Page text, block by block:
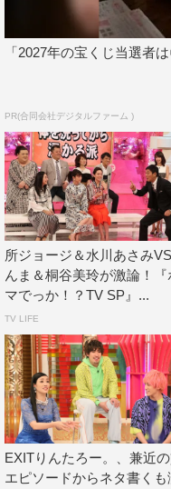
『ホンマでっか!?TV
フジテレビ系
MC：明石家さんま
進行：加藤綾子
パネラー：磯野貴理子
【ホンマでっか!?人間
＜ゲスト＞
新レギュラー
＜評論家＞
池田清彦（生物学）、
ケティング）、梶本修
中野信子（認知科学）
【ホンマでっか!?人間
＜ゲスト＞
浅田真央
「2027年の宝くじ当選者
PR(合同会社デジタルファーム )
所ジョージ＆水川あさみ
んま＆桐谷美玲が激論！『
マでっか！？TV SP』...
TV LIFE
EXITりんたろー。、兼近
エピソードからネタ書くも